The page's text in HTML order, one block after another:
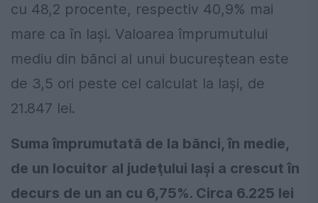
cu 48,2 procente, respectiv 40,9% mai
mare ca în Iaşi. Valoarea împrumutului
mediu din bănci al unui bucureştean este
de 3,5 ori peste cel calculat la Iaşi, de
21.847 lei.
Suma împrumutată de la bănci, în medie,
de un locuitor al judeţului Iaşi a crescut în
decurs de un an cu 6,75%. Circa 6.225 lei